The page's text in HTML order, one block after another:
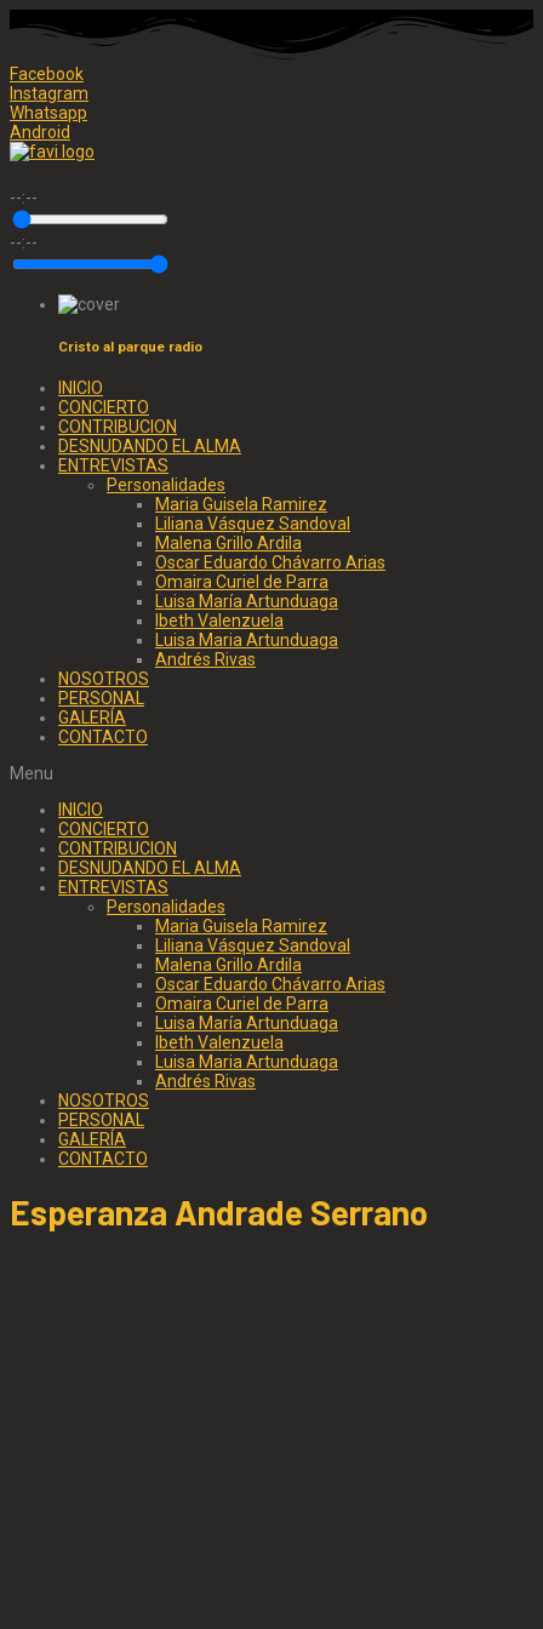
Facebook
Instagram
Whatsapp
Android
--:--
--:--
Cristo al parque radio
INICIO
CONCIERTO
CONTRIBUCION
DESNUDANDO EL ALMA
ENTREVISTAS
Personalidades
Maria Guisela Ramirez
Liliana Vásquez Sandoval
Malena Grillo Ardila
Oscar Eduardo Chávarro Arias
Omaira Curiel de Parra
Luisa María Artunduaga
Ibeth Valenzuela
Luisa Maria Artunduaga
Andrés Rivas
NOSOTROS
PERSONAL
GALERÍA
CONTACTO
Menu
INICIO
CONCIERTO
CONTRIBUCION
DESNUDANDO EL ALMA
ENTREVISTAS
Personalidades
Maria Guisela Ramirez
Liliana Vásquez Sandoval
Malena Grillo Ardila
Oscar Eduardo Chávarro Arias
Omaira Curiel de Parra
Luisa María Artunduaga
Ibeth Valenzuela
Luisa Maria Artunduaga
Andrés Rivas
NOSOTROS
PERSONAL
GALERÍA
CONTACTO
Esperanza Andrade Serrano